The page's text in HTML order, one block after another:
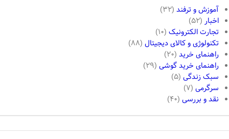
آموزش و ترفند (32)
اخبار (52)
تجارت الکترونیک (10)
تکنولوژی و کالای دیجیتال (88)
راهنمای خرید (20)
راهنمای خرید گوشی (29)
سبک زندگی (5)
سرگرمی (7)
نقد و بررسی (40)